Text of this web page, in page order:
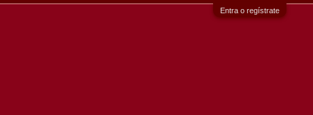
Entra o regístrate